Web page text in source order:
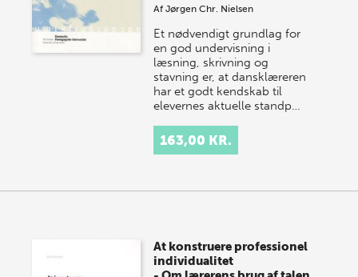
AfJørgen Chr. Nielsen
Et nødvendigt grundlag for
en god undervisning i
læsning, skrivning og
stavning er, at dansklæreren
har et godt kendskab til
elevernes aktuelle standp…
163,00 KR.
At konstruere professionel
individualitet